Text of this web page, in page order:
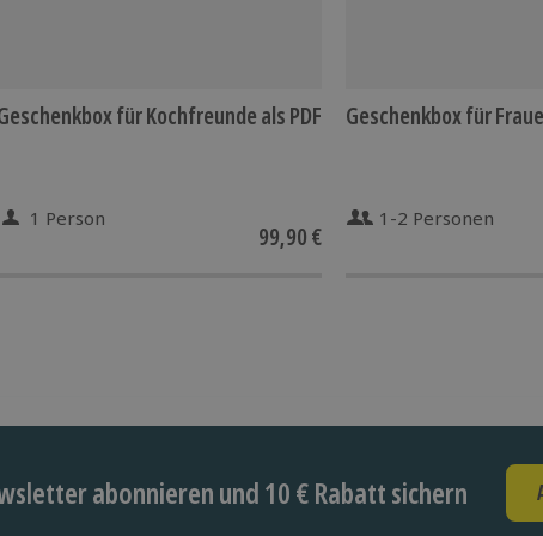
für Kochfreunde als PDF
1 Person
99,90 €
Geschenkbox für
1-2 Personen
abonnieren und 10 € Rabatt sichern